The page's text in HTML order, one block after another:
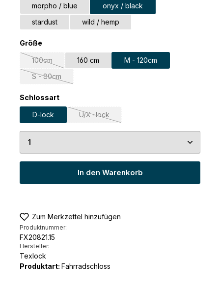
morpho / blue
onyx / black
stardust
wild / hemp
Größeauswählen
100cm
(Diese Option ist zurzeit nicht verfügbar.)
160 cm
M - 120cm
S - 80cm
(Diese Option ist zurzeit nicht verfügbar.)
Schlossartauswählen
D-lock U/X -lock
(Diese Option ist zurzeit nicht verfügbar.)
Produkt Anzahl: Gib den gewünschten Wert
In den Warenkorb
Zum Merkzettel hinzufügen
Produktnummer:
FX20821.15
Hersteller:
Texlock
Produktart: Fahrradschloss